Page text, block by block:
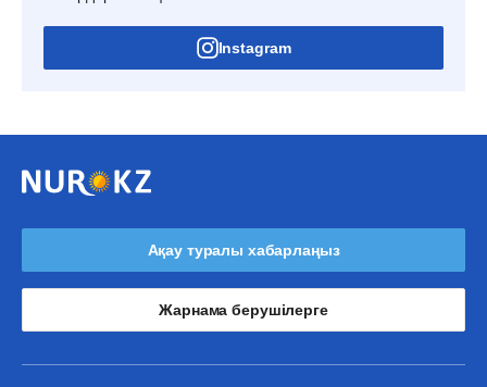
Instagram
Ақау туралы хабарлаңыз
Жарнама берушілерге